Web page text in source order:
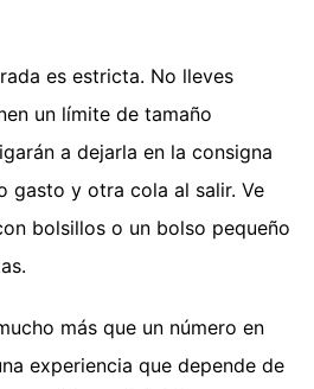
es estricta. No lleves
un límite de tamaño
a dejarla en la consigna
gasto y otra cola al salir. Ve
bolsillos o un bolso pequeño
más que un número en
experiencia que depende de